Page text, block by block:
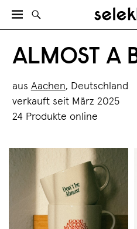
ALMOST A
aus Aachen, Deutschland
verkauft seit März 2025
24 Produkte online